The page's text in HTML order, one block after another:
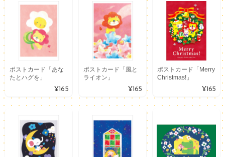
ポストカード「あな
たとハグを」
¥165
ポストカード「風と
ライオン」
¥165
ポストカード「Merry
Christmas!」
¥165